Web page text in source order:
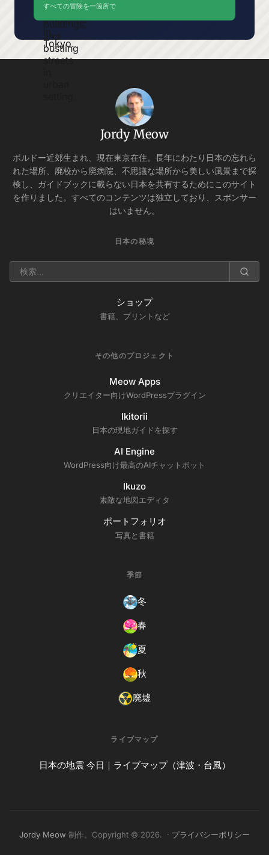
すべての冒険を一箇所で
Jordy Meow
ボルドー近郊生まれ、現在東京在住。長年にわたり日本の忘れら
れた場所、廃校から廃病院、不思議な場所から美しい風景まで探
検し、ガイドブックに載らない日本を共有するためにこのサイト
を作りました。すべてのコンテンツは独立しており、スポンサー
はいません。
日本の秘境
ショップ
書籍、プリントなど
その他のプロジェクト
Meow Apps
クリエイター向けWordPressプラグイン
Ikitorii
日本の現地ガイドを探す
AI Engine
WordPress向け最高のAIチャットボット
Ikuzo
素敵な地図エディタ
ポートフォリオ
写真と書籍
季節
冬
春
夏
秋
廃墟
ライブマップ
日本の地震 今日｜ライブマップ（津波・台風）
Jordy Meow 制作。Copyright © 2026. · プライバシーポリシー